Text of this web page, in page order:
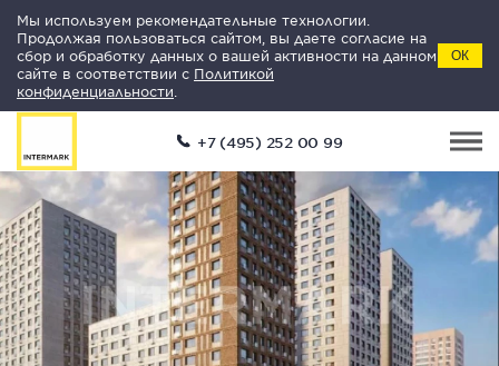
Мы используем рекомендательные технологии.
Продолжая пользоваться сайтом, вы даете согласие на
сбор и обработку данных о вашей активности на данном
сайте в соответствии с Политикой
конфиденциальности
ОК
+7 (495) 252 00 99